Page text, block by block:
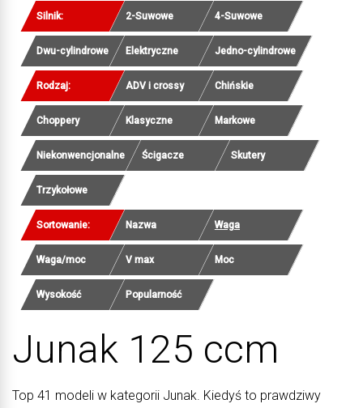
Silnik: 2-Suwowe 4-Suwowe
Dwu-cylindrowe Elektryczne Jedno-cylindrowe
Rodzaj: ADV i crossy Chińskie
Choppery Klasyczne Markowe
Niekonwencjonalne Ścigacze Skutery
Trzykołowe
Sortowanie: Nazwa Waga
Waga/moc V max Moc
Wysokość Popularność
Junak 125 ccm
Top 41 modeli w kategorii Junak. Kiedyś to prawdziwy